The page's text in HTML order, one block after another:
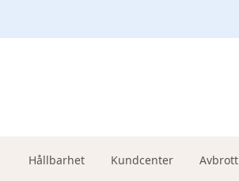
Hållbarhet Kundcenter Avbrott